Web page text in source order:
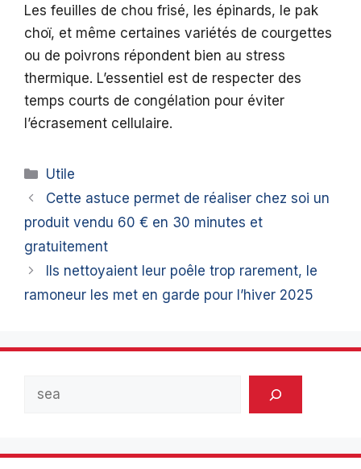
Les feuilles de chou frisé, les épinards, le pak
choï, et même certaines variétés de courgettes
ou de poivrons répondent bien au stress
thermique. L’essentiel est de respecter des
temps courts de congélation pour éviter
l’écrasement cellulaire.
Catégories
Utile
Cette astuce permet de réaliser chez soi un
produit vendu 60 € en 30 minutes et
gratuitement
Ils nettoyaient leur poêle trop rarement, le
ramoneur les met en garde pour l’hiver 2025